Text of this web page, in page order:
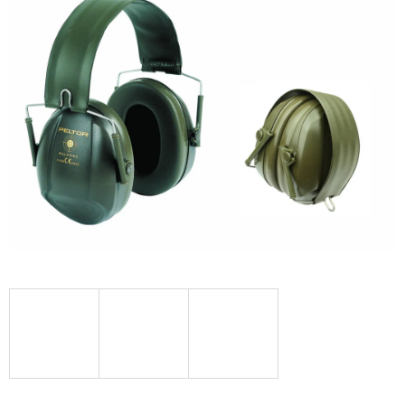
hviezdičiek.